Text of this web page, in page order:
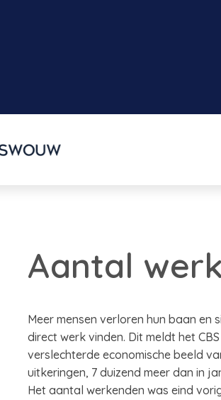
Aantal
Meer mensen verloren hun baan en
direct werk vinden. Dit meldt het
verslechterde economische beeld
uitkeringen, 7 duizend meer dan in
Het aantal werkenden was eind